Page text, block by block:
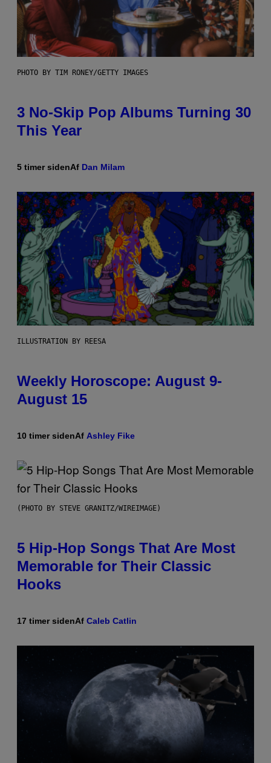
PHOTO BY TIM RONEY/GETTY IMAGES
3 No-Skip Pop Albums Turning 30
This Year
5 timer sidenAf Dan Milam
ILLUSTRATION BY REESA
Weekly Horoscope: August 9-
August 15
10 timer sidenAf Ashley Fike
(PHOTO BY STEVE GRANITZ/WIREIMAGE)
5 Hip-Hop Songs That Are Most
Memorable for Their Classic
Hooks
17 timer sidenAf Caleb Catlin